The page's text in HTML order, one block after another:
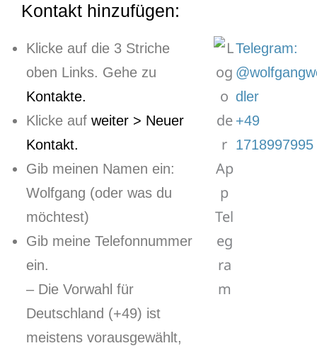
Klicke auf die 3 Striche
oben Links. Gehe zu
Kontakte.
Klicke auf weiter > Neuer
Kontakt.
Gib meinen Namen ein:
Wolfgang (oder was du
möchtest)
Gib meine Telefonnummer
ein.
– Die Vorwahl für
Deutschland (+49) ist
meistens vorausgewählt,
Telegram:
dler
+49
1718997995
Kontakt hinzufügen: